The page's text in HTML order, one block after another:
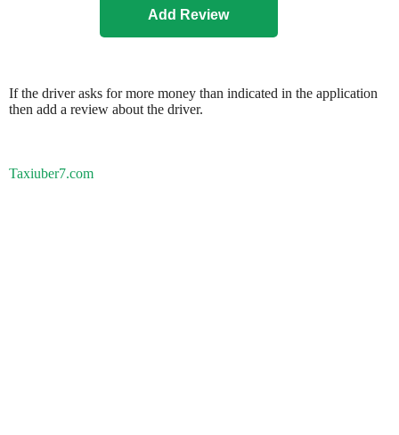
If the driver asks for more money than indicated in the application
then add a review about the driver.
Taxiuber7.com